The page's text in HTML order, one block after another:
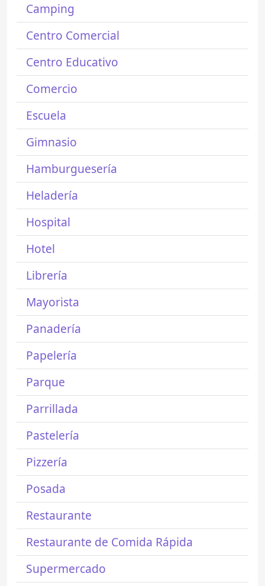
Camping
Centro Comercial
Centro Educativo
Comercio
Escuela
Gimnasio
Hamburguesería
Heladería
Hospital
Hotel
Librería
Mayorista
Panadería
Papelería
Parque
Parrillada
Pastelería
Pizzería
Posada
Restaurante
Restaurante de Comida Rápida
Supermercado